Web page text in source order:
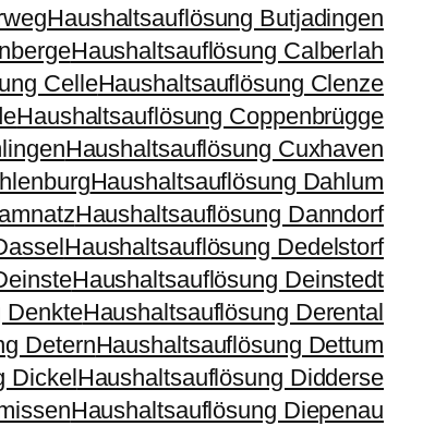
Haushaltsauflösung Butjadingen
Haushaltsauflösung Calberlah
CelleHaushaltsauflösung Clenze
Haushaltsauflösung Coppenbrügge
Haushaltsauflösung Cuxhaven
Haushaltsauflösung Dahlum
Haushaltsauflösung Danndorf
Haushaltsauflösung Dedelstorf
Haushaltsauflösung Deinstedt
DenkteHaushaltsauflösung Derental
DeternHaushaltsauflösung Dettum
DickelHaushaltsauflösung Didderse
Haushaltsauflösung Diepenau